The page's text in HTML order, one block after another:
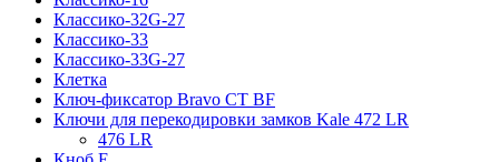
Классико-32G-27
Классико-33
Классико-33G-27
Клетка
Ключ-фиксатор Bravo СТ BF
Ключи для перекодировки замков Kale 472 LR
476 LR